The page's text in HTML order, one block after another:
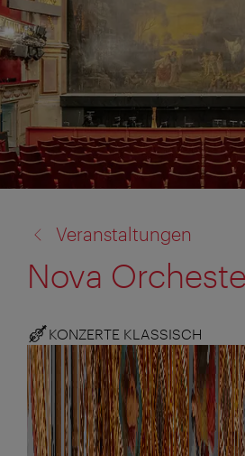
zu:
Veranstaltungen
Nova
KONZERTE KLASSISCH